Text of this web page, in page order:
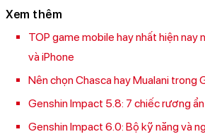
Xem thêm
TOP game mobile hay nhất hiện
và iPhone
Nên chọn Chasca hay Mualani trong
Genshin Impact 5.8: 7 chiếc rương
Genshin Impact 6.0: Bộ kỹ năng và